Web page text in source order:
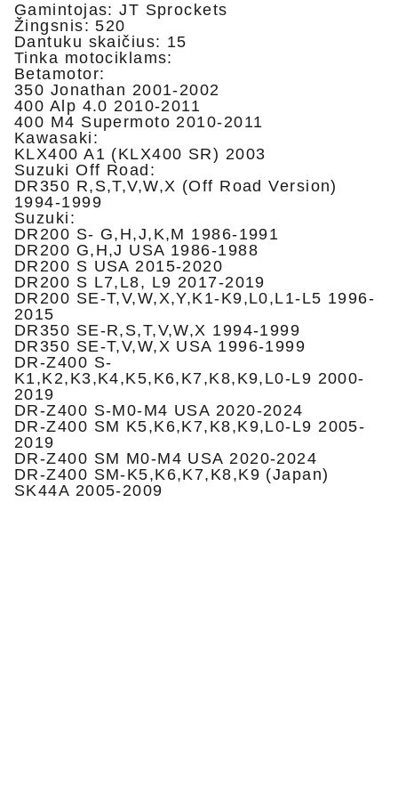
Gamintojas: JT Sprockets
Žingsnis: 520
Dantuku skaičius: 15
Tinka motociklams:
Betamotor:
350 Jonathan 2001-2002
400 Alp 4.0 2010-2011
400 M4 Supermoto 2010-2011
Kawasaki:
KLX400 A1 (KLX400 SR) 2003
Suzuki Off Road:
DR350 R,S,T,V,W,X (Off Road Version)
1994-1999
Suzuki:
DR200 S- G,H,J,K,M 1986-1991
DR200 G,H,J USA 1986-1988
DR200 S USA 2015-2020
DR200 S L7,L8, L9 2017-2019
DR200 SE-T,V,W,X,Y,K1-K9,L0,L1-L5 1996-
2015
DR350 SE-R,S,T,V,W,X 1994-1999
DR350 SE-T,V,W,X USA 1996-1999
DR-Z400 S-
K1,K2,K3,K4,K5,K6,K7,K8,K9,L0-L9 2000-
2019
DR-Z400 S-M0-M4 USA 2020-2024
DR-Z400 SM K5,K6,K7,K8,K9,L0-L9 2005-
2019
DR-Z400 SM M0-M4 USA 2020-2024
DR-Z400 SM-K5,K6,K7,K8,K9 (Japan)
SK44A 2005-2009